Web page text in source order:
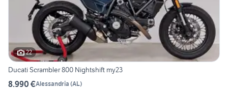
22
Ducati Scrambler 800 Nightshift my23
8.990 €Alessandria (AL)